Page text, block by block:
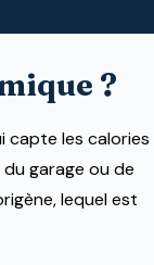
?
capte les calories
du garage ou de
lequel est